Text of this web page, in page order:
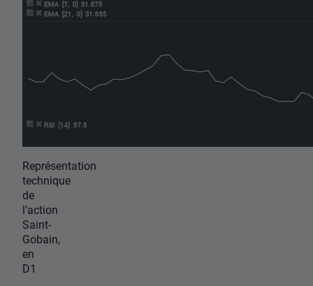
Représentation
technique
de
l’action
Saint-
Gobain,
en
D1